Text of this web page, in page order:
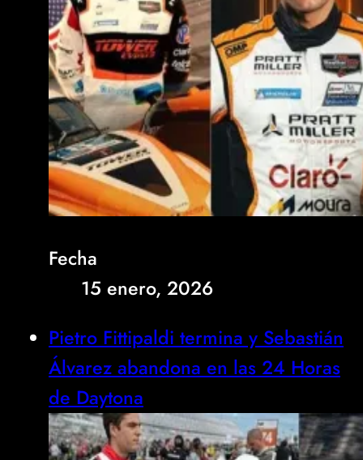
Fecha
15 enero, 2026
Pietro Fittipaldi termina y Sebastián
Álvarez abandona en las 24 Horas
de Daytona